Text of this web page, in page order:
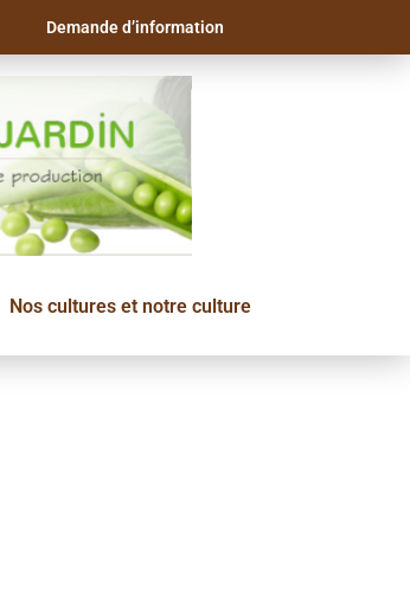
Demande d’information
Nos cultures et notre culture